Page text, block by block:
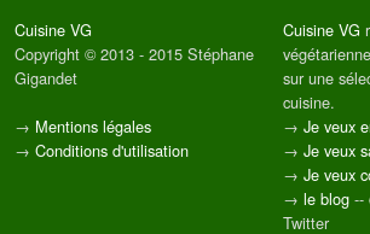
Cuisine VG
Copyright © 2013 - 2015 Stéphane
Gigandet
→ Mentions légales
→ Conditions d'utilisation
Cuisine VG
sur une
cuisine.
→ Je veux
→ Je veux
→ Je veux
→ le blog --
Twitter